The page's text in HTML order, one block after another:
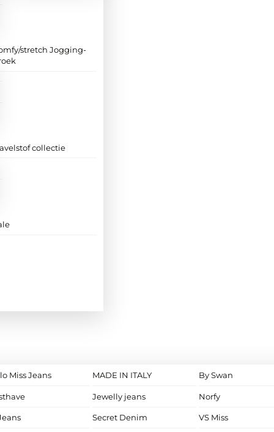
stretch Jogging-
collectie
Miss Jeans MADE IN ITALY By Swan
Jewelly jeans Norfy
Secret Denim VS Miss